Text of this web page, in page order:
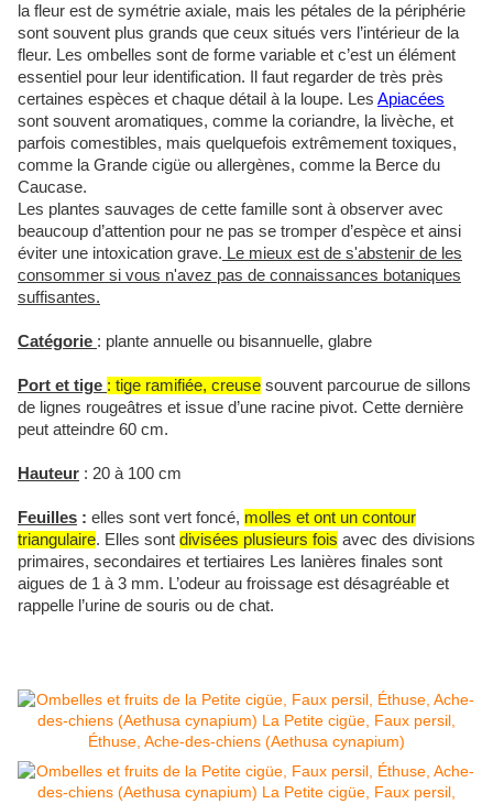
la fleur est de symétrie axiale, mais les pétales de la périphérie
sont souvent plus grands que ceux situés vers l’intérieur de la
fleur. Les ombelles sont de forme variable et c’est un élément
essentiel pour leur identification. Il faut regarder de très près
certaines espèces et chaque détail à la loupe. Les Apiacées
sont souvent aromatiques, comme la coriandre, la livèche, et
parfois comestibles, mais quelquefois extrêmement toxiques,
comme la Grande cigüe ou allergènes, comme la Berce du
Caucase.
Les plantes sauvages de cette famille sont à observer avec
beaucoup d’attention pour ne pas se tromper d’espèce et ainsi
éviter une intoxication grave. Le mieux est de s'abstenir de les
consommer si vous n'avez pas de connaissances botaniques
suffisantes.
Catégorie : plante annuelle ou bisannuelle, glabre
Port et tige : tige ramifiée, creuse souvent parcourue de sillons
de lignes rougeâtres et issue d’une racine pivot. Cette dernière
peut atteindre 60 cm.
Hauteur : 20 à 100 cm
Feuilles : elles sont vert foncé, molles et ont un contour
triangulaire. Elles sont divisées plusieurs fois avec des divisions
primaires, secondaires et tertiaires Les lanières finales sont
aigues de 1 à 3 mm. L’odeur au froissage est désagréable et
rappelle l’urine de souris ou de chat.